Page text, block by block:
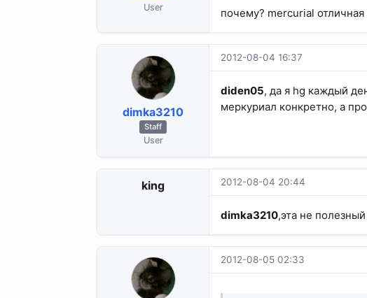
User почему? mercurial
dimka3210
Staff
User
2012-08-04 16:37
diden05, да я hg каждый
меркуриал конкретно, а
king 2012-08-04 20:44
dimka3210,эта не
2012-08-05 02:33